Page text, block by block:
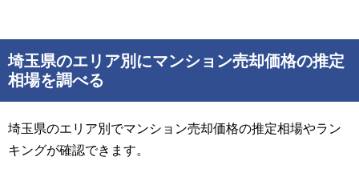
埼玉県のエリア別にマンション売却価格の推定
相場を調べる
埼玉県のエリア別でマンション売却価格の推定相場やラン
キングが確認できます。